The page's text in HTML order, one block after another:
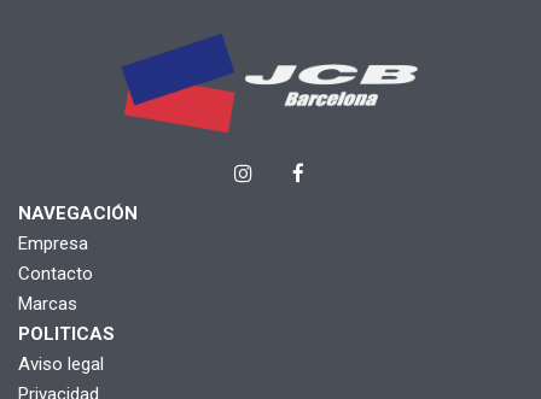
NAVEGACIÓN
Empresa
Contacto
Marcas
POLITICAS
Aviso legal
Privacidad